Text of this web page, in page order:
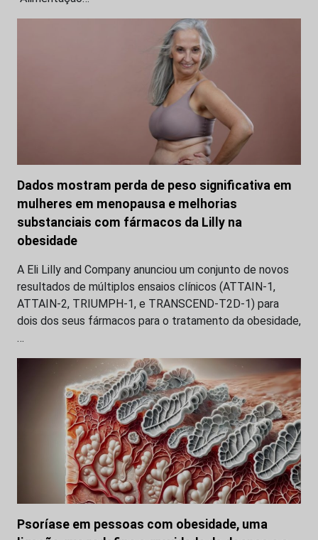
Dados mostram perda de peso significativa em
mulheres em menopausa e melhorias
substanciais com fármacos da Lilly na
obesidade
A Eli Lilly and Company anunciou um conjunto de novos
resultados de múltiplos ensaios clínicos (ATTAIN-1,
ATTAIN-2, TRIUMPH-1, e TRANSCEND-T2D-1) para
dois dos seus fármacos para o tratamento da obesidade,
…
Psoríase em pessoas com obesidade, uma